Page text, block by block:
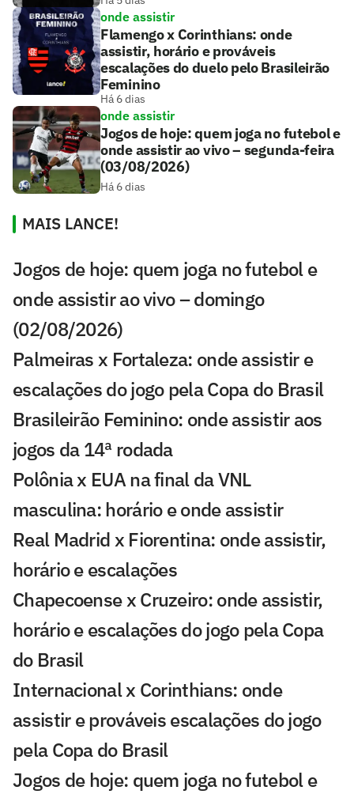
onde assistir
Flamengo x Corinthians: onde
assistir, horário e prováveis
escalações do duelo pelo Brasileirão
Feminino
Há 6 dias
onde assistir
Jogos de hoje: quem joga no futebol e
onde assistir ao vivo – segunda-feira
(03/08/2026)
Há 6 dias
MAIS LANCE!
Jogos de hoje: quem joga no futebol e
onde assistir ao vivo – domingo
(02/08/2026)
Palmeiras x Fortaleza: onde assistir e
escalações do jogo pela Copa do Brasil
Brasileirão Feminino: onde assistir aos
jogos da 14ª rodada
Polônia x EUA na final da VNL
masculina: horário e onde assistir
Real Madrid x Fiorentina: onde assistir,
horário e escalações
Chapecoense x Cruzeiro: onde assistir,
horário e escalações do jogo pela Copa
do Brasil
Internacional x Corinthians: onde
assistir e prováveis escalações do jogo
pela Copa do Brasil
Jogos de hoje: quem joga no futebol e